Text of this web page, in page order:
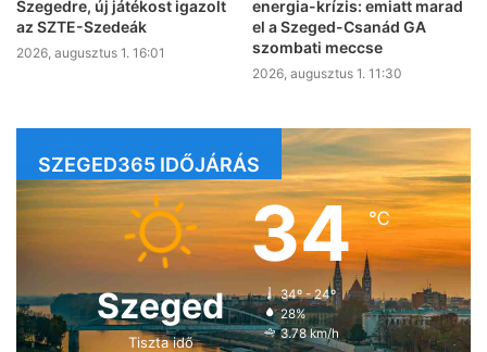
Szegedre, új játékost igazolt
az SZTE-Szedeák
2026, augusztus 1. 16:01
energia-krízis: emiatt marad
el a Szeged-Csanád GA
szombati meccse
2026, augusztus 1. 11:30
SZEGED365 IDŐJÁRÁS
Szeged
Tiszta idő
34℃
34º - 24º
28%
3.78 km/h